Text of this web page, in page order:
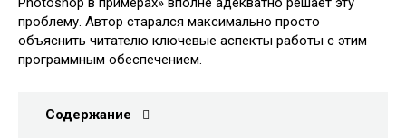
проблему. Автор старался максимально просто
объяснить читателю ключевые аспекты работы с этим
программным обеспечением.
Содержание